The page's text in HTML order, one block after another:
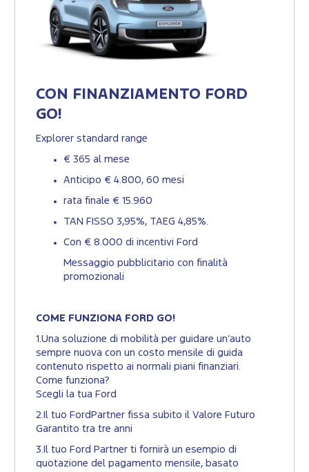
CON FINANZIAMENTO FORD
GO!
Explorer standard range
€ 365 al mese
Anticipo € 4.800, 60 mesi
rata finale € 15.960
TAN FISSO 3,95%, TAEG 4,85%.
Con € 8.000 di incentivi Ford
Messaggio pubblicitario con finalità
promozionali
COME FUNZIONA FORD GO!
1.Una soluzione di mobilità per guidare un’auto
sempre nuova con un costo mensile di guida
contenuto rispetto ai normali piani finanziari.
Come funziona?
Scegli la tua Ford
2.Il tuo FordPartner fissa subito il Valore Futuro
Garantito tra tre anni
3.Il tuo Ford Partner ti fornirà un esempio di
quotazione del pagamento mensile, basato